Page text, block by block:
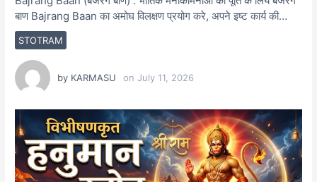
STOTRAM
बाण Bajrang Baan का अमोघ विलक्षण प्रयोग करे, अपने इष्ट कार्य की…
by KARMASU onJuly 11, 2026